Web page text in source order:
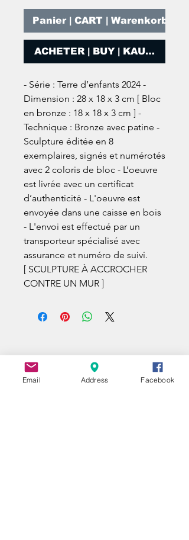
Panier | CART | Warenkorb
ACHETER | BUY | KAUFEN
- Série : Terre d’enfants 2024 -
Dimension : 28 x 18 x 3 cm [ Bloc
en bronze : 18 x 18 x 3 cm ] -
Technique : Bronze avec patine -
Sculpture éditée en 8
exemplaires, signés et numérotés
avec 2 coloris de bloc - L’oeuvre
est livrée avec un certificat
d’authenticité - L'oeuvre est
envoyée dans une caisse en bois
- L'envoi est effectué par un
transporteur spécialisé avec
assurance et numéro de suivi.
[ SCULPTURE À ACCROCHER
CONTRE UN MUR ]
UNE QUESTION ?
Email Address Facebook